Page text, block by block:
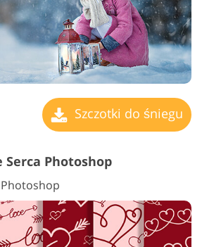
Szczotki do śniegu
Serca Photoshop